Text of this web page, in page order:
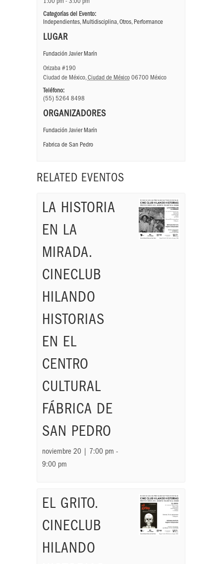
1:00 pm - 3:00 pm
Categorías del Evento:
Independientes,Multidisciplina,Otros, Performance
LUGAR
Fundación Javier Marín
Orizaba #190
Ciudad de México, Ciudad de México 06700 México
Teléfono:
(55) 5264 8498
ORGANIZADORES
Fundación Javier Marín
Fabrica de San Pedro
RELATED EVENTOS
LA HISTORIA
EN LA
MIRADA.
CINECLUB
HILANDO
HISTORIAS
EN EL
CENTRO
CULTURAL
FÁBRICA DE
SAN PEDRO
noviembre 20 | 7:00 pm -
9:00 pm
EL GRITO.
CINECLUB
HILANDO